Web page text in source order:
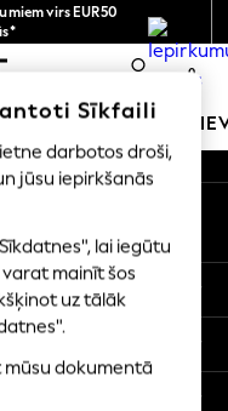
virs EUR50
0
ZĒNI MAZULIS
Sīkfaili
darbotos droši,
jūsu iepirkšanās
lai iegūtu
mainīt šos
uz tālāk
mūsu dokumentā